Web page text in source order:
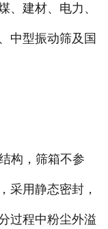
、建材、电力、
中型振动筛及国
构，筛箱不参
采用静态密封，
过程中粉尘外溢